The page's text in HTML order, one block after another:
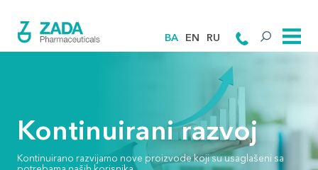
BA EN RU
Kontinuirani razvoj
Kontinuirano razvijamo nove proizvode koji su usaglašeni sa